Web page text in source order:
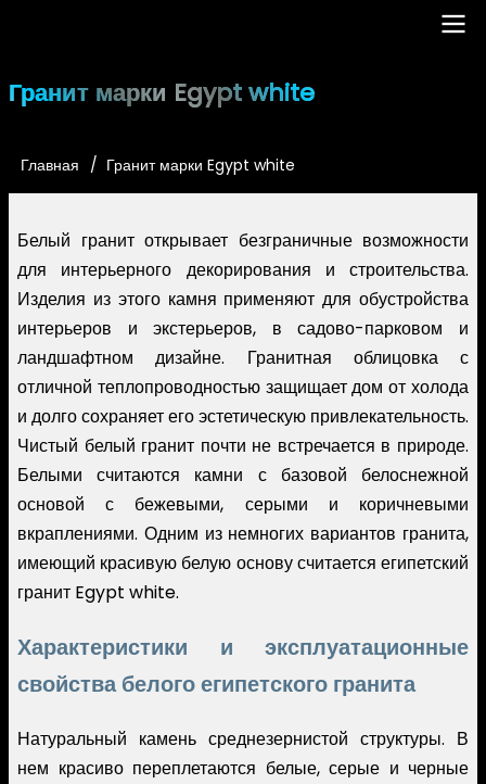
содержанию
Main
Гранит марки Egypt white
Строка
Главная Гранит марки Egypt white
Белый гранит открывает безграничные возможности
для интерьерного декорирования и строительства.
Изделия из этого камня применяют для обустройства
интерьеров и экстерьеров, в садово-парковом и
ландшафтном дизайне. Гранитная облицовка с
отличной теплопроводностью защищает дом от холода
и долго сохраняет его эстетическую привлекательность.
Чистый белый гранит почти не встречается в природе.
Белыми считаются камни с базовой белоснежной
основой с бежевыми, серыми и коричневыми
вкраплениями. Одним из немногих вариантов гранита,
имеющий красивую белую основу считается египетский
гранит Egypt white.
Характеристики и эксплуатационные
свойства белого египетского гранита
Натуральный камень среднезернистой структуры. В
нем красиво переплетаются белые, серые и черные